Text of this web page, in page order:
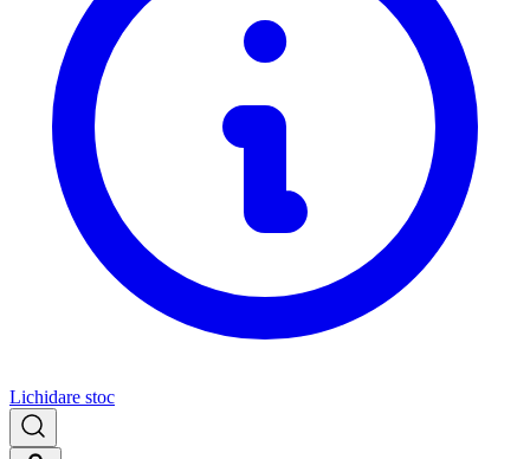
Lichidare stoc